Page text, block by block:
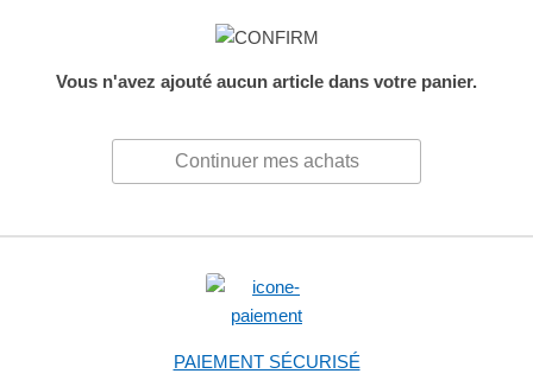
Vous n'avez ajouté aucun article dans votre panier.
Continuer mes achats
PAIEMENT SÉCURISÉ